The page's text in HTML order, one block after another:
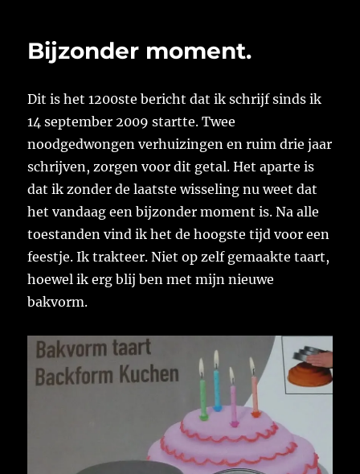
Bijzonder moment.
Dit is het 1200ste bericht dat ik schrijf sinds ik
14 september 2009 startte. Twee
noodgedwongen verhuizingen en ruim drie jaar
schrijven, zorgen voor dit getal. Het aparte is
dat ik zonder de laatste wisseling nu weet dat
het vandaag een bijzonder moment is. Na alle
toestanden vind ik het de hoogste tijd voor een
feestje. Ik trakteer. Niet op zelf gemaakte taart,
hoewel ik erg blij ben met mijn nieuwe
bakvorm.